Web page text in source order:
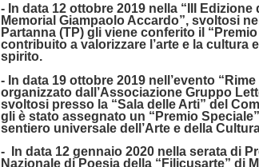
- In data 12 ottobre 2019 nella “III
Memorial Giampaolo Accardo”, svoltosi
Partanna (TP) gli viene conferito il
contribuito a valorizzare l’arte e la cultura
spirito.
- In data 19 ottobre 2019 nell’evento
organizzato dall’Associazione Gruppo
svoltosi presso la “Sala delle Arti” del
gli è stato assegnato un “Premio
sentiero universale dell’Arte e della
- In data 12 gennaio 2020 nella serata di
Nazionale di Poesia della “Filicusarte” di